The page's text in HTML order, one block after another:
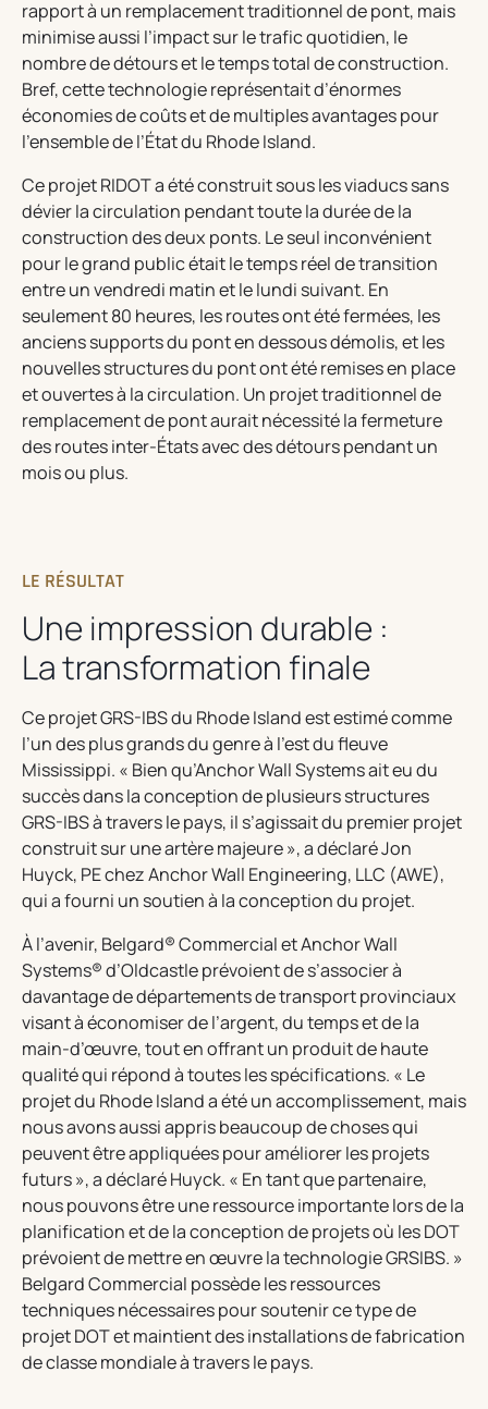
rapport à un remplacement traditionnel de pont, mais
minimise aussi l’impact sur le trafic quotidien, le
nombre de détours et le temps total de construction.
Bref, cette technologie représentait d’énormes
économies de coûts et de multiples avantages pour
l’ensemble de l’État du Rhode Island.
Ce projet RIDOT a été construit sous les viaducs sans
dévier la circulation pendant toute la durée de la
construction des deux ponts. Le seul inconvénient
pour le grand public était le temps réel de transition
entre un vendredi matin et le lundi suivant. En
seulement 80 heures, les routes ont été fermées, les
anciens supports du pont en dessous démolis, et les
nouvelles structures du pont ont été remises en place
et ouvertes à la circulation. Un projet traditionnel de
remplacement de pont aurait nécessité la fermeture
des routes inter-États avec des détours pendant un
mois ou plus.
LE RÉSULTAT
Une impression durable :
La transformation finale
Ce projet GRS-IBS du Rhode Island est estimé comme
l’un des plus grands du genre à l’est du fleuve
Mississippi. « Bien qu’Anchor Wall Systems ait eu du
succès dans la conception de plusieurs structures
GRS-IBS à travers le pays, il s’agissait du premier projet
construit sur une artère majeure », a déclaré Jon
Huyck, PE chez Anchor Wall Engineering, LLC (AWE),
qui a fourni un soutien à la conception du projet.
À l’avenir, Belgard® Commercial et Anchor Wall
Systems® d’Oldcastle prévoient de s’associer à
davantage de départements de transport provinciaux
visant à économiser de l’argent, du temps et de la
main-d’œuvre, tout en offrant un produit de haute
qualité qui répond à toutes les spécifications. « Le
projet du Rhode Island a été un accomplissement, mais
nous avons aussi appris beaucoup de choses qui
peuvent être appliquées pour améliorer les projets
futurs », a déclaré Huyck. « En tant que partenaire,
nous pouvons être une ressource importante lors de la
planification et de la conception de projets où les DOT
prévoient de mettre en œuvre la technologie GRSIBS. »
Belgard Commercial possède les ressources
techniques nécessaires pour soutenir ce type de
projet DOT et maintient des installations de fabrication
de classe mondiale à travers le pays.